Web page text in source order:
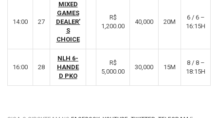
14:00 27
MIXED
GAMES
DEALER’
S
CHOICE
R$
1,200.00
40,000 20M
6 / 6 –
16:15H
16:00 28
NLH 6-
HANDE
D PKO
R$
5,000.00
30,000 15M
8 / 8 –
18:15H